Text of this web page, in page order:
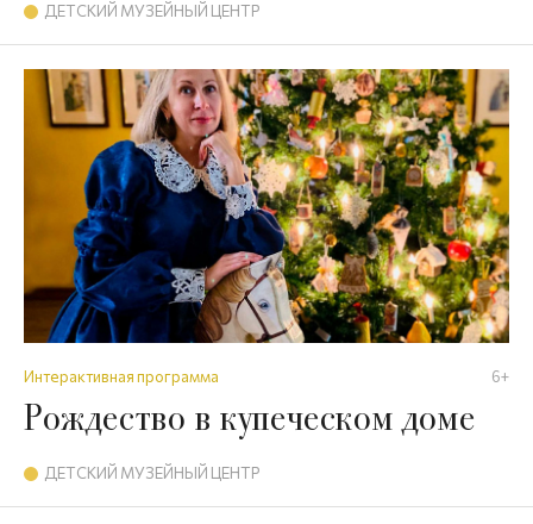
ДЕТСКИЙ МУЗЕЙНЫЙ ЦЕНТР
Интерактивная программа 6+
Рождество в купеческом доме
ДЕТСКИЙ МУЗЕЙНЫЙ ЦЕНТР